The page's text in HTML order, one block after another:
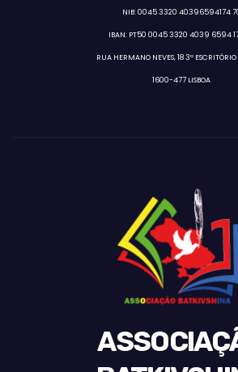
NIB: 0045 3320 40396594174
IBAN: PT50 0045 3320 4039 6594
RUA HERMANO NEVES, 18 3º
1600-477 LISBOA